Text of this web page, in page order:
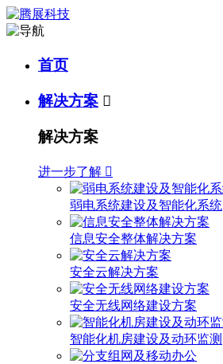
首页
解决方案 
解决方案
进一步了解 
弱电系统建设及智能化系统
信息安全整体解决方案
安全云解决方案
安全无线网络建设方案
智能化机房建设及动环监测